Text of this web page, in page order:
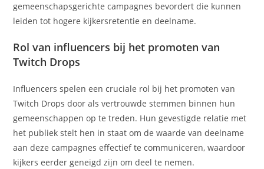
gemeenschapsgerichte campagnes bevordert die kunnen
leiden tot hogere kijkersretentie en deelname.
Rol van influencers bij het promoten van
Twitch Drops
Influencers spelen een cruciale rol bij het promoten van
Twitch Drops door als vertrouwde stemmen binnen hun
gemeenschappen op te treden. Hun gevestigde relatie met
het publiek stelt hen in staat om de waarde van deelname
aan deze campagnes effectief te communiceren, waardoor
kijkers eerder geneigd zijn om deel te nemen.